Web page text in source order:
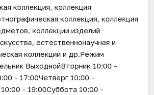
коллекция, коллекция
коллекция, коллекция
коллекции изделий
естественнонаучная и
коллекции и др.Режим
ВыходнойВторник 10:00 -
- 17:00Четверг 10:00 -
- 19:00Суббота 10:00 -